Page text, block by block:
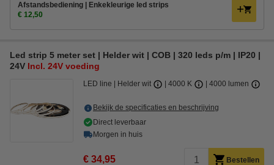
Afstandsbediening | Enkekleurige led strips
€ 12,50
Led strip 5 meter set | Helder wit | COB | 320 leds p/m | IP20 |
24V Incl. 24V voeding
LED line Helder wit 4000 K 4000 lumen
Bekijk de specificaties en beschrijving
Direct leverbaar
Morgen in huis
€ 34,95 Bestellen